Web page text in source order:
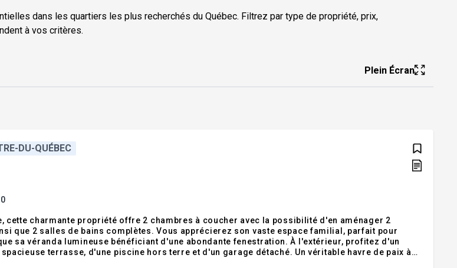
dans les quartiers les plus recherchés du Québec. Filtrez par type de propriété, prix,
à vos critères.
Plein Écran
DU-QUÉBEC
cette charmante propriété offre 2 chambres à coucher avec la possibilité d'en aménager 2
que 2 salles de bains complètes. Vous apprécierez son vaste espace familial, parfait pour
sa véranda lumineuse bénéficiant d'une abondante fenestration. À l'extérieur, profitez d'un
terrasse, d'une piscine hors terre et d'un garage détaché. Un véritable havre de paix à